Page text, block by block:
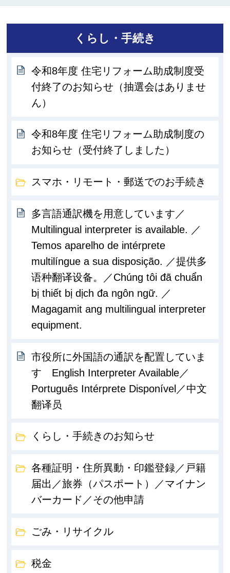
くらし・手続き
令和8年度 住宅リフォーム助成制度受
付終了のお知らせ（抽選会はありませ
ん）
令和8年度 住宅リフォーム助成制度の
お知らせ（受付終了しました）
スマホ・リモート・郵送でのお手続き
多言語通訳機を用意しています／
Multilingual interpreter is available. ／
Temos aparelho de intérprete
multilíngue a sua disposição. ／提供多
语种翻译设备。／Chúng tôi đã chuẩn
bị thiết bị dịch đa ngôn ngữ. ／
Magagamit ang multilingual interpreter
equipment.
市役所に外国語の通訳を配置していま
す English Interpreter Available／
Português Intérprete Disponível／中文
翻译员
くらし・手続きのお知らせ
各種証明・住所異動・印鑑登録／戸籍
届出／旅券（パスポート）／マイナン
バーカード／その他申請
ごみ・リサイクル
税金